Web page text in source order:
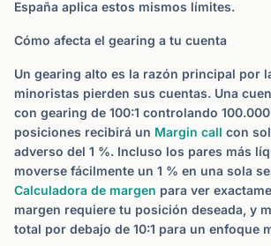
España aplica estos mismos límites.
Cómo afecta el gearing a tu cuenta
Un gearing alto es la razón principal por
minoristas pierden sus cuentas. Una
con gearing de 100:1 controlando 100.000
posiciones recibirá un Margin call con
adverso del 1 %. Incluso los pares más
moverse fácilmente un 1 % en una sola
Calculadora de margen para ver
margen requiere tu posición deseada, y
total por debajo de 10:1 para un enfoque